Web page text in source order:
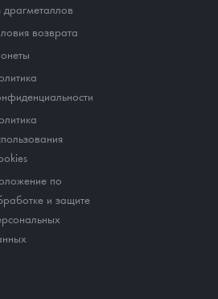
драгметаллов
возврата
по
и защите